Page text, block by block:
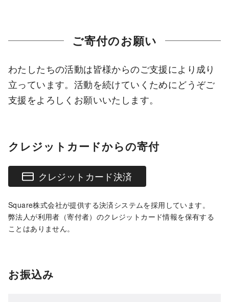
ご寄付のお願い
わたしたちの活動は皆様からのご支援により成り
立っています。活動を続けていくためにどうぞご
支援をよろしくお願いいたします。
クレジットカードからの寄付
クレジットカード決済
Square株式会社が提供する決済システムを採用しています。
弊法人が利用者（寄付者）のクレジットカード情報を保有する
ことはありません。
お振込み